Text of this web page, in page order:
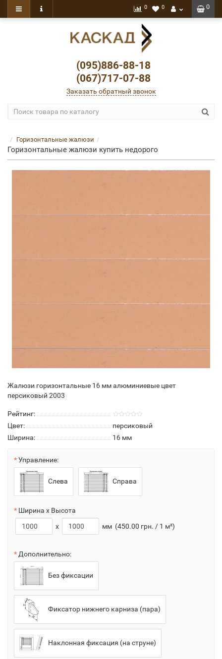
0
0 0
(095)886-88-18
(067)717-07-88
Заказать обратный звонок
Горизонтальные жалюзи
Горизонтальные жалюзи купить недорого
Жалюзи горизонтальные 16 мм алюминиевые цвет
персиковый 2003
Рейтинг:
Цвет:
персиковый
Ширина:
16 мм
Управление:
Слева Справа
Ширина x Высота
x
мм (450.00 грн. / 1 м²)
Дополнительно:
Без фиксации
Фиксатор нижнего карниза (пара)
Наклонная фиксация (на струне)